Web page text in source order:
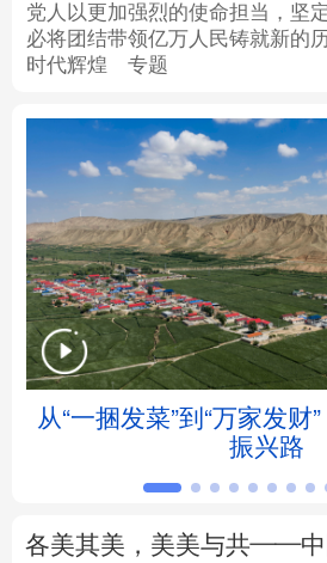
公益 一带一路 亚
地方频道
北京 天津
辽宁 吉林
浙江 安徽
党人以更加强烈的使命担当，坚
必将团结带领亿万人民铸就新的
时代辉煌
专题
从“一捆发菜”到“万家发财
振兴路
各美其美，美美与共——中